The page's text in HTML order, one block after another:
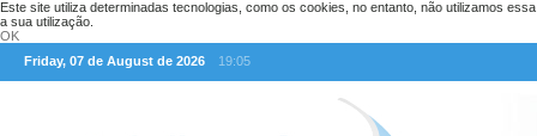
Este site utiliza determinadas tecnologias, como os cookies, no entanto, não utilizamos
a sua utilização.
OK
Friday, 07 de August de 2026
19:05